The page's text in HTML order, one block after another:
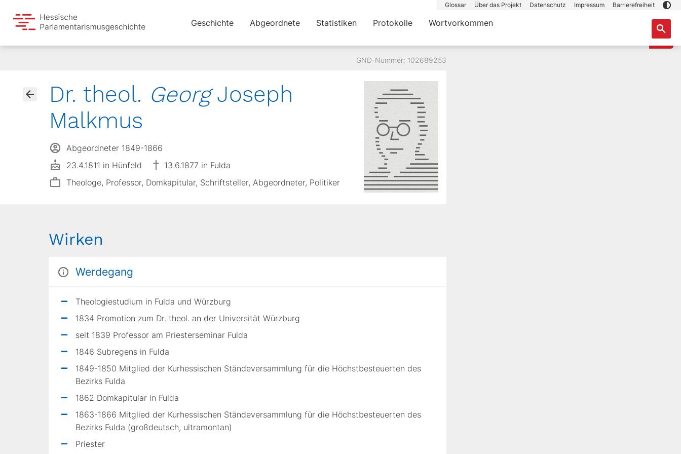
Glossar Über das Projekt Datenschutz Impressum Barrierefreiheit
Geschichte Abgeordnete Statistiken Protokolle Wortvorkommen
GND-Nummer: 102689253
Dr. theol. GeorgJoseph
Malkmus
Abgeordneter 1849-1866
23.4.1811 in Hünfeld
13.6.1877 in Fulda
Theologe, Professor, Domkapitular, Schriftsteller, Abgeordneter, Politiker
Wirken
Werdegang
Theologiestudium in Fulda und Würzburg
1834 Promotion zum Dr. theol. an der Universität Würzburg
seit 1839 Professor am Priesterseminar Fulda
1846 Subregens in Fulda
1849-1850 Mitglied der Kurhessischen Ständeversammlung für die Höchstbesteuerten des
Bezirks Fulda
1862 Domkapitular in Fulda
1863-1866 Mitglied der Kurhessischen Ständeversammlung für die Höchstbesteuerten des
Bezirks Fulda (großdeutsch, ultramontan)
Priester